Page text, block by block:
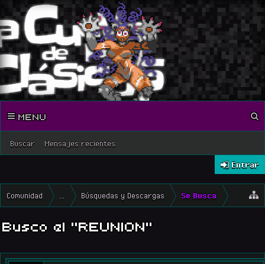
Buscar Mensajes recientes
MENU
Entrar
Comunidad Búsquedas y Descargas Se Busca
Busco el "REUNION"